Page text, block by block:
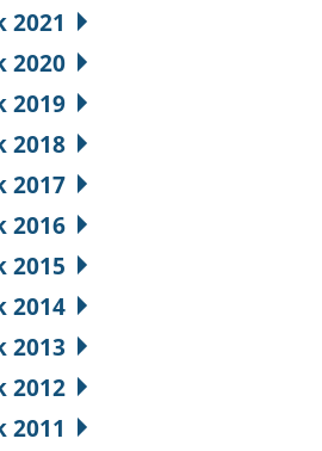
2021
2020
2019
2018
2017
2016
2015
2014
2013
2012
2011